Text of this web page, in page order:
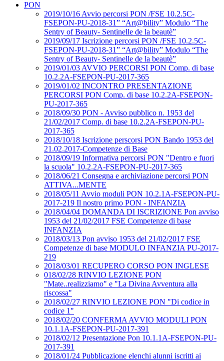
PON
2019/10/16 Avvio percorsi PON /FSE 10.2.5C-
FSEPON-PU-2018-31” “Art@bility” Modulo “The
Sentry of Beauty- Sentinelle de la beautè”
2019/09/17 Iscrizione percorsi PON /FSE 10.2.5C-
FSEPON-PU-2018-31” “Art@bility” Modulo “The
Sentry of Beauty- Sentinelle de la beautè”
2019/01/03 AVVIO PERCORSI PON Comp. di base
10.2.2A-FSEPON-PU-2017-365
2019/01/02 INCONTRO PRESENTAZIONE
PERCORSI PON Comp. di base 10.2.2A-FSEPON-
PU-2017-365
2018/09/30 PON - Avviso pubblico n. 1953 del
21/02/2017 Comp. di base 10.2.2A-FSEPON-PU-
2017-365
2018/10/18 Iscrizione perscorsi PON Bando 1953 del
21.02.2017-Competenze di Base
2018/09/19 Informativa percorsi PON "Dentro e fuori
la scuola" 10.2.2A-FSEPON-PU-2017-365
2018/06/21 Consegna e archiviazione percorsi PON
ATTIVA...MENTE
2018/05/11 Avvio moduli PON 10.2.1A-FSEPON-PU-
2017-219 Il nostro primo PON - INFANZIA
2018/04/04 DOMANDA DI ISCRIZIONE Pon avviso
1953 del 21/02/2017 FSE Competenze di base
INFANZIA
2018/03/13 Pon avviso 1953 del 21/02/2017 FSE
Competenze di base MODULO INFANZIA PU-2017-
219
2018/03/01 RECUPERO CORSO PON INGLESE
018/02/28 RINVIO LEZIONE PON
"Mate..realizziamo" e "La Divina Avventura alla
riscossa"
2018/02/27 RINVIO LEZIONE PON "Di codice in
codice 1"
2018/02/20 CONFERMA AVVIO MODULI PON
10.1.1A-FSEPON-PU-2017-391
2018/02/12 Presentazione Pon 10.1.1A-FSEPON-PU-
2017-391
2018/01/24 Pubblicazione elenchi alunni iscritti ai